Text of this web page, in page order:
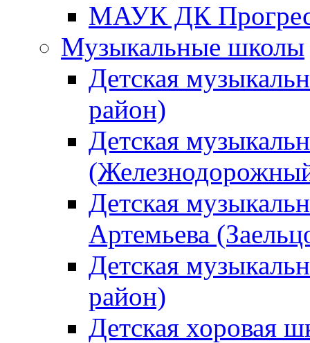
МАУК ДК
Музыкальные школы
Детская
район)
Детская
Детская
Артемьева
Детская
район)
Детская хоровая